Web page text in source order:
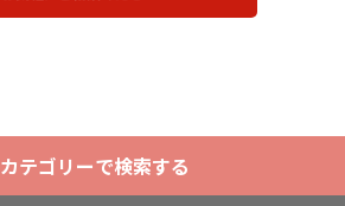
カテゴリーで検索する